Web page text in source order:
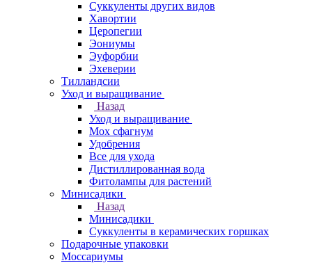
Суккуленты других видов
Хавортии
Церопегии
Эониумы
Эуфорбии
Эхеверии
Тилландсии
Уход и выращивание
Назад
Уход и выращивание
Мох сфагнум
Удобрения
Все для ухода
Дистиллированная вода
Фитолампы для растений
Минисадики
Назад
Минисадики
Суккуленты в керамических горшках
Подарочные упаковки
Моссариумы